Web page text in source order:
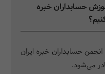
حسابداران خبره
حسابداران خبره ایران
می‌شود.